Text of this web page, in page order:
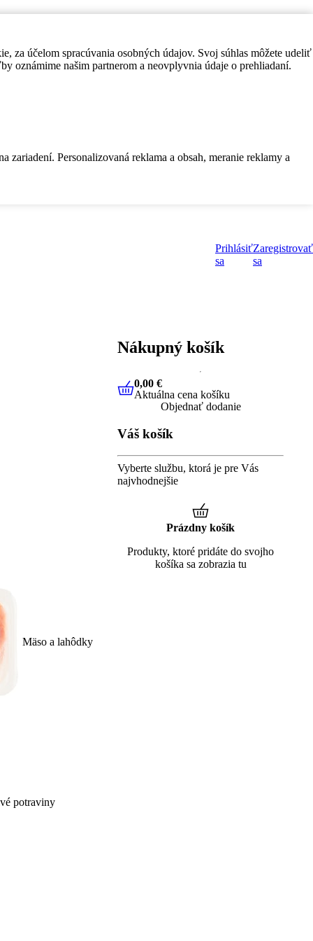
za účelom spracúvania osobných údajov. Svoj súhlas môžete udeliť
oznámime našim partnerom a neovplyvnia údaje o prehliadaní.
Personalizovaná reklama a obsah, meranie reklamy a
Prihlásiť
sa
Zaregistrovať
sa
Mäso a lahôdky
potraviny
Nákupný košík
0,00 €Aktuálna cena košíku
0,00 €
Aktuálna cena košíku
Objednať dodanie
Váš košík
Vyberte službu, ktorá je pre Vás
najvhodnejšie
Prázdny košík
Produkty, ktoré pridáte do svojho
košíka sa zobrazia tu